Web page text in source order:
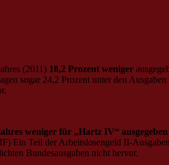
(2011) 18,2 Prozent weniger
sogar 24,2 Prozent unter den
weniger für „Hartz IV“
Ein Teil der Arbeitslosengeld II-
Bundesausgaben nicht hervor.